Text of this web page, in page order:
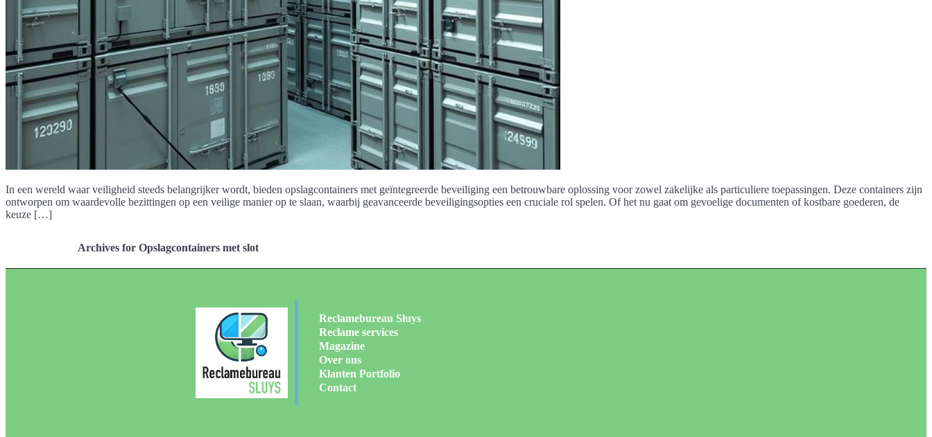
In een wereld waar veiligheid steeds belangrijker wordt, bieden opslagcontainers met geïntegreerde beveiliging een betrouwbare oplossing voor zowel zakelijke als particuliere toepassingen. Deze containers zijn
ontworpen om waardevolle bezittingen op een veilige manier op te slaan, waarbij geavanceerde beveiligingsopties een cruciale rol spelen. Of het nu gaat om gevoelige documenten of kostbare goederen, de
keuze […]
Archives for Opslagcontainers met slot
Reclamebureau Sluys
Reclame services
Magazine
Over ons
Klanten Portfolio
Contact